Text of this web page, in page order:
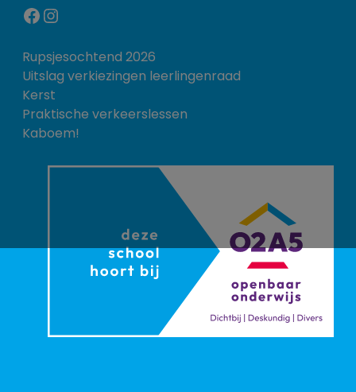
Facebook Instagram
Rupsjesochtend 2026
Uitslag verkiezingen leerlingenraad
Kerst
Praktische verkeerslessen
Kaboem!